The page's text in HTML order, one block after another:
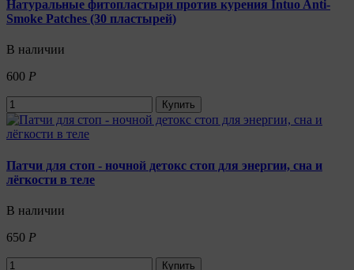
Натуральные фитопластыри против курения Intuo Anti-
Smoke Patches (30 пластырей)
В наличии
600 Р
Купить
Патчи для стоп - ночной детокс стоп для энергии, сна и
лёгкости в теле
В наличии
650 Р
Купить